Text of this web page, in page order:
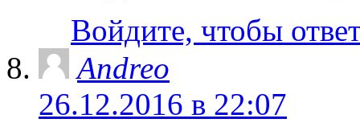
Войдите, чтобы
Andreo
26.12.2016 в 22:07